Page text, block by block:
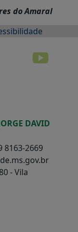
do Amaral
DAVID
8163-2669
- Vila